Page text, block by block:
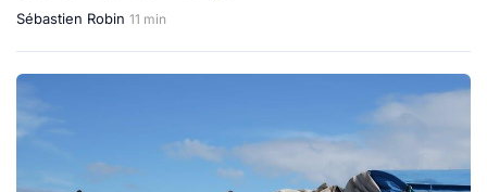
Sébastien Robin 11 min